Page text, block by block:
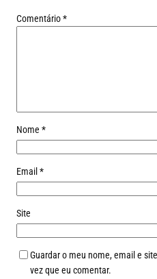
Comentário*
Nome *
Email *
Site
Guardar o meu nome, email e
vez que eu comentar.